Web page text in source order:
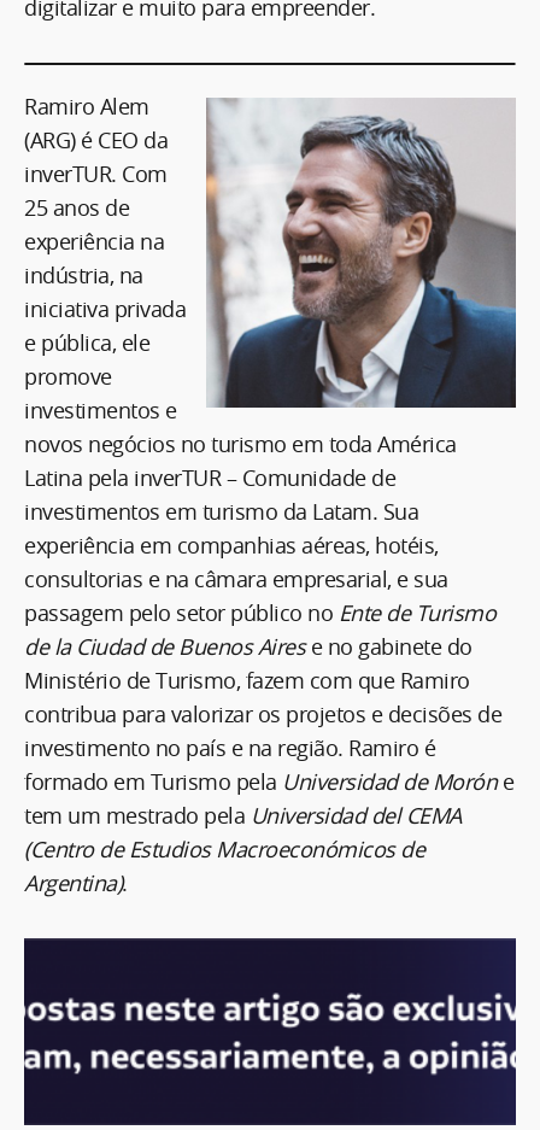
digitalizar e muito para empreender.
Ramiro Alem
(ARG) é CEO da
inverTUR. Com
25 anos de
experiência na
indústria, na
iniciativa privada
e pública, ele
promove
investimentos e
novos negócios no turismo em toda América
Latina pela inverTUR – Comunidade de
investimentos em turismo da Latam. Sua
experiência em companhias aéreas, hotéis,
consultorias e na câmara empresarial, e sua
passagem pelo setor público no Ente de Turismo
de la Ciudad de Buenos Airese no gabinete do
Ministério de Turismo, fazem com que Ramiro
contribua para valorizar os projetos e decisões de
investimento no país e na região. Ramiro é
formado em Turismo pela Universidad de Moróne
tem um mestrado pela Universidad del CEMA
(Centro de Estudios Macroeconómicos de
Argentina).